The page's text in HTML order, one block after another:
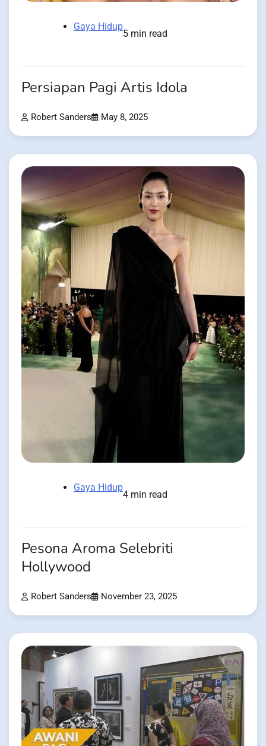
Gaya Hidup
5 min read
Persiapan Pagi Artis Idola
Robert Sanders May 8, 2025
Gaya Hidup
4 min read
Pesona Aroma Selebriti
Hollywood
Robert Sanders November 23, 2025